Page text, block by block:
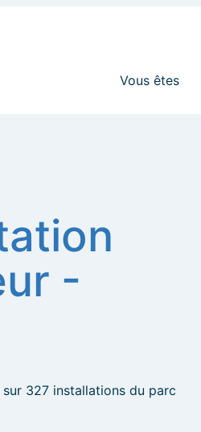
Vous êtes
-
327 installations du parc